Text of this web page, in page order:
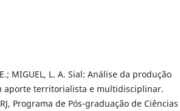
MIGUEL, L. A. Sial: Análise da produção
aporte territorialista e multidisciplinar.
Programa de Pós-graduação de Ciências